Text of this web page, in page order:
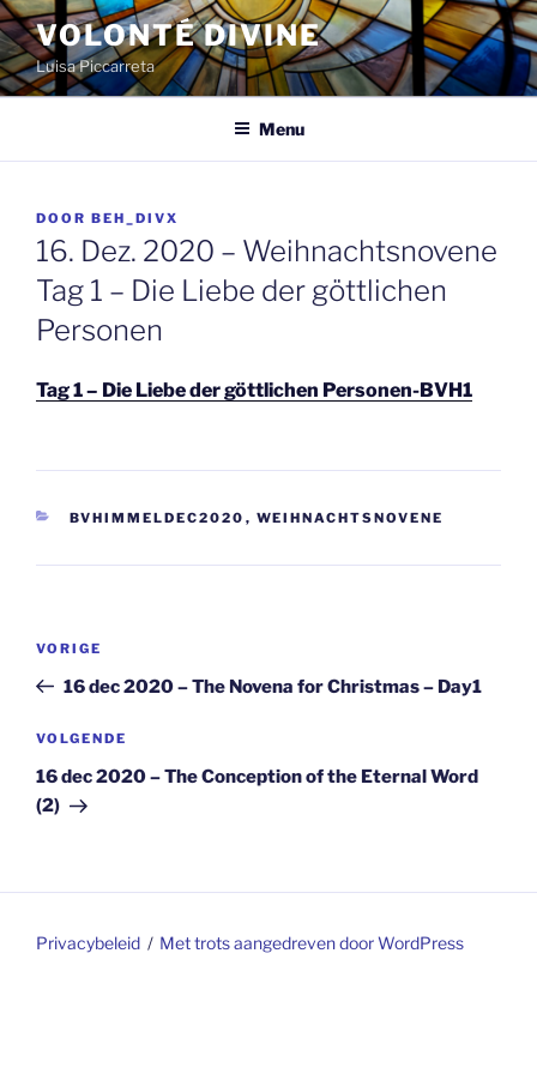
Spring
naar
de
inhoud
VOLONTÉ DIVINE
Luisa Piccarreta
Menu
GEPLAATST
OP
DOOR BEH_DIVX
16. Dez. 2020 – Weihnachtsnovene
Tag 1 – Die Liebe der göttlichen
Personen
Tag 1 – Die Liebe der göttlichen Personen-BVH1
CATEGORIEËN
BVHIMMELDEC2020 , WEIHNACHTSNOVENE
Vorig
bericht
VORIGE
16 dec 2020 – The Novena for Christmas – Day1
Volgend
bericht
VOLGENDE
16 dec 2020 – The Conception of the Eternal Word
(2)
Privacybeleid Met trots aangedreven door WordPress